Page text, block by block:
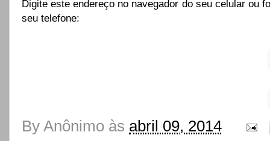
Digite este endereço no navegador do seu celular ou
seu telefone:
By Anônimo às abril 09, 2014